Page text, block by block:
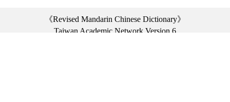
《Revised Mandarin Chinese Dictionary》
Taiwan Academic Network Version 6